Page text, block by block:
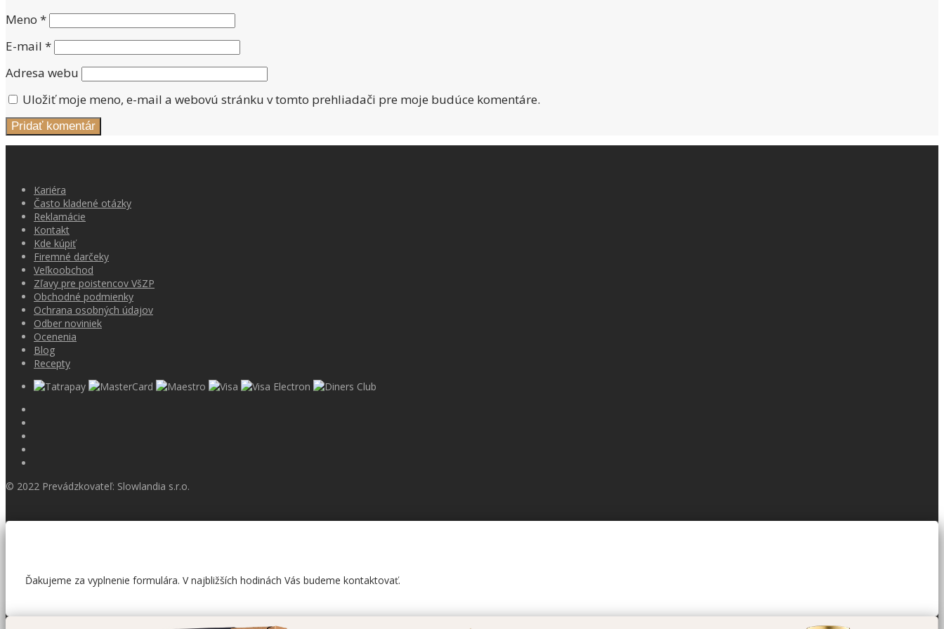
Meno *
E-mail *
Adresa webu
Uložiť moje meno, e-mail a webovú stránku v tomto prehliadači pre moje budúce komentáre.
Kariéra
Často kladené otázky
Reklamácie
Kontakt
Kde kúpiť
Firemné darčeky
Veľkoobchod
Zľavy pre poistencov VšZP
Obchodné podmienky
Ochrana osobných údajov
Odber noviniek
Ocenenia
Blog
Recepty
© 2022 Prevádzkovateľ: Slowlandia s.r.o.
Ďakujeme za vyplnenie formulára. V najbližších hodinách Vás budeme kontaktovať.